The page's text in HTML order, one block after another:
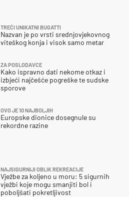
NAJSIGURNIJI OBLIK REKREACIJE
Vježbe za koljeno u moru: 5 sigurnih
vježbi koje mogu smanjiti bol i
poboljšati pokretljivost
TREĆI UNIKATNI BUGATTI
Nazvan je po vrsti srednjovjekovnog
viteškog konja i visok samo metar
ZA POSLODAVCE
Kako ispravno dati nekome otkaz i
izbjeći najčešće pogreške te sudske
sporove
OVO JE 10 NAJBOLJIH
Europske dionice dosegnule su
rekordne razine